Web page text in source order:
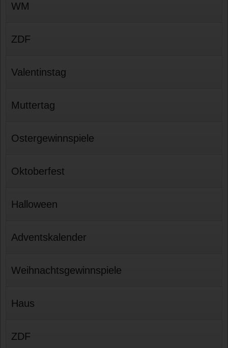
WM
ZDF
Valentinstag
Muttertag
Ostergewinnspiele
Oktoberfest
Halloween
Adventskalender
Weihnachtsgewinnspiele
Haus
ZDF